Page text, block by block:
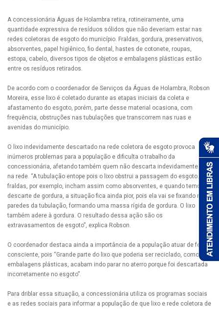
A concessionária Águas de Holambra retira, rotineiramente, uma
quantidade expressiva de resíduos sólidos que não deveriam estar nas
redes coletoras de esgoto do município. Fraldas, gordura, preservativos,
absorventes, papel higiênico, fio dental, hastes de cotonete, roupas,
estopa, cabelo, diversos tipos de objetos e embalagens plásticas estão
entre os resíduos retirados.
De acordo com o coordenador de Serviços da Águas de Holambra, Robson
Moreira, esse lixo é coletado durante as etapas iniciais da coleta e
afastamento do esgoto, porém, parte desse material ocasiona, com
frequência, obstruções nas tubulações que transcorrem nas ruas e
avenidas do município.
O lixo indevidamente descartado na rede coletora de esgoto provoca
inúmeros problemas para a população e dificulta o trabalho da
concessionária, afetando também quem não descarta indevidamente lixo
na rede. “A tubulação entope pois o lixo obstrui a passagem do esgoto. As
fraldas, por exemplo, incham assim como absorventes, e quando temos o
descarte de gordura, a situação fica ainda pior, pois ela vai se fixando nas
paredes da tubulação, formando uma massa rígida de gordura. O lixo
também adere à gordura. O resultado dessa ação são os
extravasamentos de esgoto”, explica Robson.
O coordenador destaca ainda a importância de a população atuar de forma
consciente, pois “Grande parte do lixo que poderia ser reciclado, como
embalagens plásticas, acabam indo parar no aterro porque foi descartada
incorretamente no esgoto”.
Para driblar essa situação, a concessionária utiliza os programas sociais
e as redes sociais para informar a população de que lixo e rede coletora de